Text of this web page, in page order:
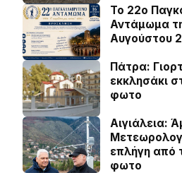
Το 22ο
Αντάμωμα
Αυγούστου
Πάτρα:
εκκλησάκι
φωτο
Αιγιάλεια:
επλήγη από
φωτο